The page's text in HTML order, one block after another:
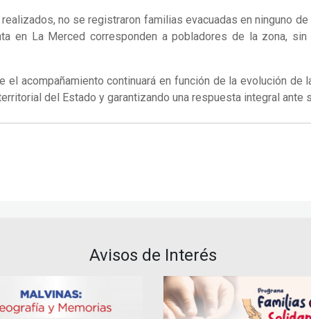
no se registraron familias evacuadas en ninguno
en La Merced corresponden a pobladores de la zona,
acompañamiento continuará en función de la evolución
del Estado y garantizando una respuesta integral ante
Avisos de Interés